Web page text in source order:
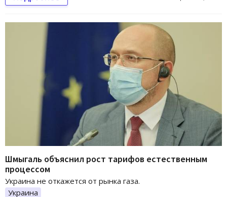
Шмыгаль объяснил рост тарифов естественным
процессом
Украина не откажется от рынка газа.
Украина